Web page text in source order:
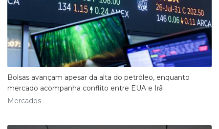
Bolsas avançam apesar da alta do petróleo, enquanto
mercado acompanha conflito entre EUA e Irã
Mercados